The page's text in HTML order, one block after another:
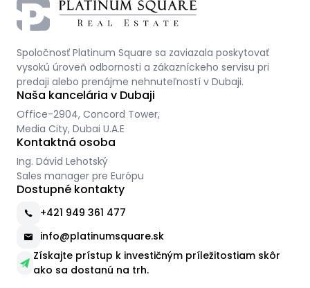
Spoločnosť Platinum Square sa zaviazala poskytovať
vysokú úroveň odbornosti a zákazníckeho servisu pri
predaji alebo prenájme nehnuteľností v Dubaji.
Naša kancelária v Dubaji
Office-2904, Concord Tower,
Media City, Dubai U.A.E
Kontaktná osoba
Ing. Dávid Lehotský
Sales manager pre Európu
Dostupné kontakty
+421 949 361 477
info@platinumsquare.sk
Získajte prístup k investičným príležitostiam skôr
ako sa dostanú na trh.